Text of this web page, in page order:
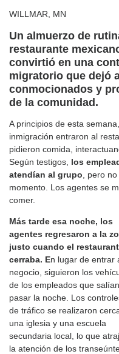
WILLMAR, MN
Un almuerzo de
restaurante
convirtió en una
migratorio que dejó
conmocionados y
de la comunidad.
A principios de esta
inmigración entraron al
pidieron comida,
Según testigos, los
atendían al grupo , pero
momento. Los agentes se
comer.
Más tarde esa noche, los
agentes regresaron a la
justo cuando el
cerraba. En lugar de entrar
negocio, siguieron los
de los empleados que
pasar la noche. Los
de tráfico se realizaron
una iglesia y una escuela
secundaria local, lo que
la atención de los